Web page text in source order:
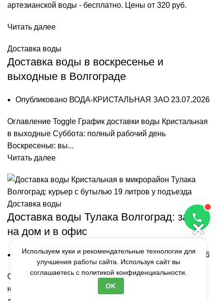
артезианской воды - бесплатно. Цены от 320 руб.
Читать далее
Доставка воды
Доставка воды в воскресенье и
выходные в Волгограде
Опубликовано ВОДА-КРИСТАЛЬНАЯ ЗАО 23.07.2026
Оглавление Toggle График доставки воды Кристальная
в выходные Суббота: полный рабочий день
Воскресенье: вы...
Читать далее
Доставка воды
Доставка воды Тулака Волгоград: заказ
на дом и в офис
ОпубликованоВОДА-КРИСТАЛЬНАЯ ЗАО 23.07.2026
Оглавление Toggle О микрорайоне Тулака: где
находится и что за районГде находится Тулака и как
×
Используем куки и рекомендательные технологии для
улучшения работы сайта. Используя сайт вы
соглашаетесь с политикой конфиденциальности.
OK